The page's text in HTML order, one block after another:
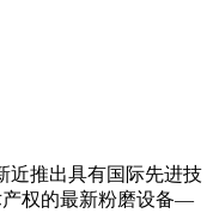
近推出具有国际先进技
权的最新粉磨设备—